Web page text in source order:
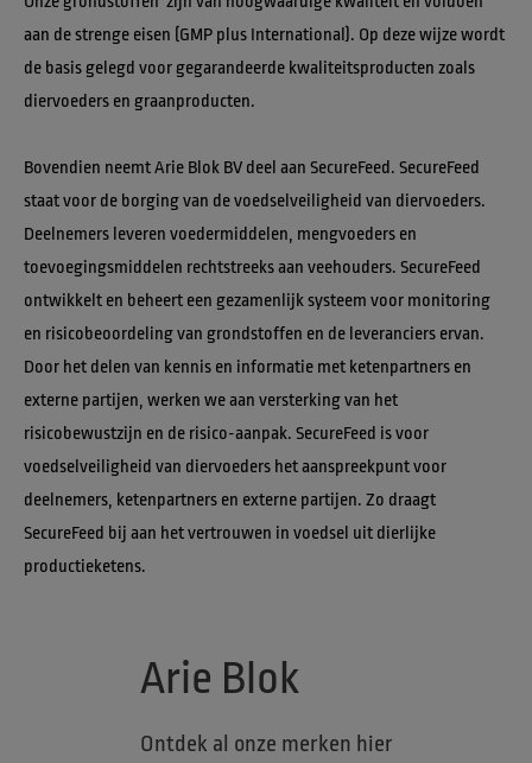
aan de strenge eisen (GMP plus International). Op deze wijze wordt
de basis gelegd voor gegarandeerde kwaliteitsproducten zoals
diervoeders en graanproducten.
Bovendien neemt Arie Blok BV deel aan SecureFeed. SecureFeed
staat voor de borging van de voedselveiligheid van diervoeders.
Deelnemers leveren voedermiddelen, mengvoeders en
toevoegingsmiddelen rechtstreeks aan veehouders. SecureFeed
ontwikkelt en beheert een gezamenlijk systeem voor monitoring
en risicobeoordeling van grondstoffen en de leveranciers ervan.
Door het delen van kennis en informatie met ketenpartners en
externe partijen, werken we aan versterking van het
risicobewustzijn en de risico-aanpak. SecureFeed is voor
voedselveiligheid van diervoeders het aanspreekpunt voor
deelnemers, ketenpartners en externe partijen. Zo draagt
SecureFeed bij aan het vertrouwen in voedsel uit dierlijke
productieketens.
Arie Blok
Ontdek al onze merken hier